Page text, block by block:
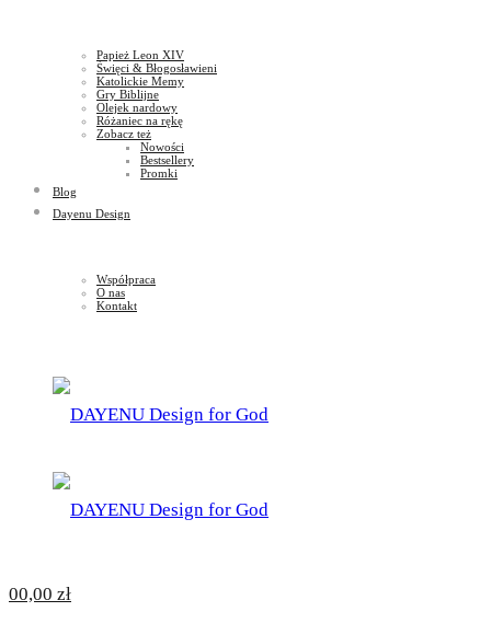
Papież Leon XIV
Święci & Błogosławieni
Katolickie Memy
Gry Biblijne
Olejek nardowy
Różaniec na rękę
Zobacz też
Nowości
Bestsellery
Promki
Blog
Dayenu Design
Współpraca
O nas
Kontakt
00,00 zł